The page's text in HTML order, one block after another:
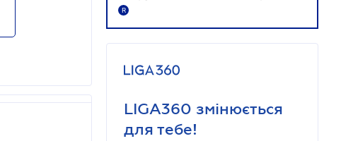
R
LIGA360 змінюється
для тебе!